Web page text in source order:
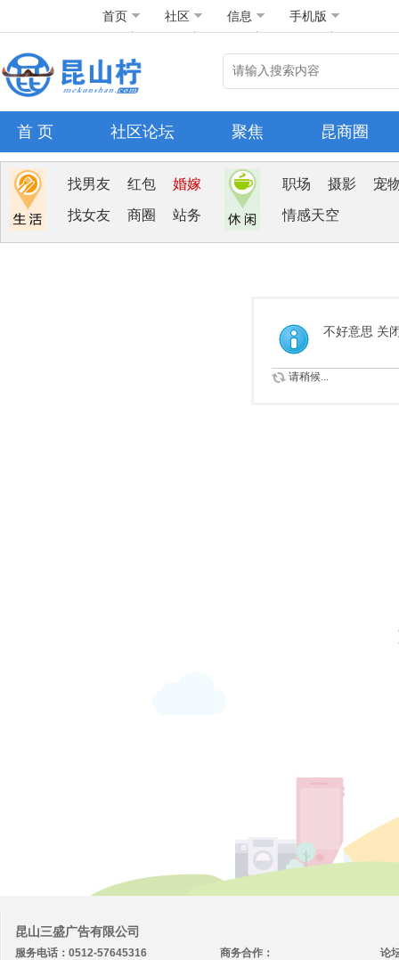
首页 社区 信息 手机版
首 页 社区论坛 聚焦 昆商圈
找男友 红包 婚嫁
找女友 商圈 站务
职场 摄影 宠
情感天空
不好意思 关
请稍候...
昆山三盛广告有限公司
服务电话：0512-57645316
论
商务合作：